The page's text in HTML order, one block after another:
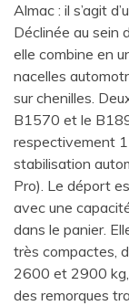
Almac : il s’agit
Déclinée au sein
elle combine en
nacelles
sur chenilles.
B1570 et le
respectivement
stabilisation
Pro). Le déport
avec une
dans le panier.
très compactes,
2600 et 2900
des remorques